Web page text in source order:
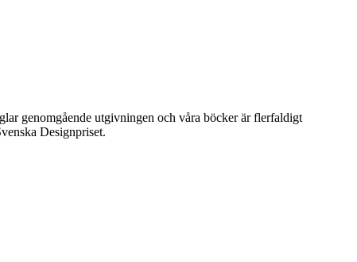
genomgående utgivningen och våra böcker är flerfaldigt
Designpriset.